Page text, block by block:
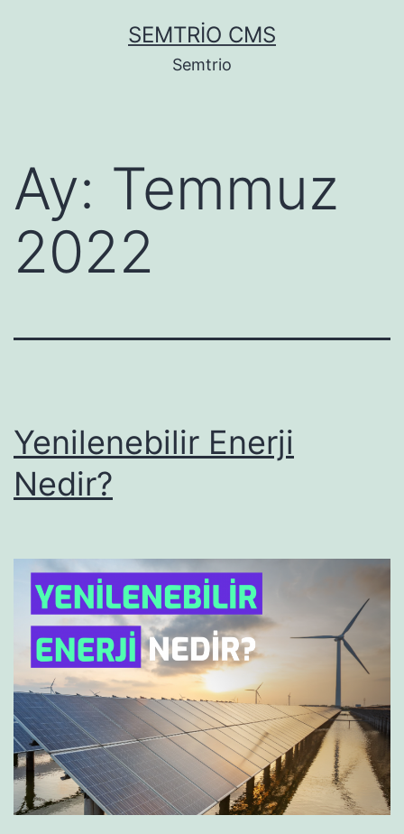
SEMTRIO CMS
Semtrio
Ay: Temmuz
2022
Yenilenebilir Enerji
Nedir?